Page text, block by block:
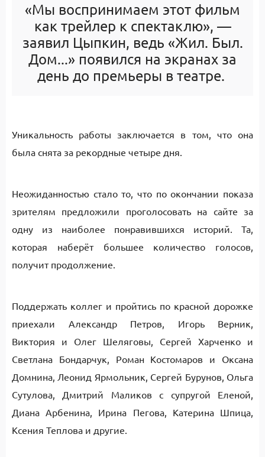
«Мы воспринимаем этот фильм
как трейлер к спектаклю», —
заявил Цыпкин, ведь «Жил. Был.
Дом...» появился на экранах за
день до премьеры в театре.
Уникальность работы заключается в том, что она
была снята за рекордные четыре дня.
Неожиданностью стало то, что по окончании показа
зрителям предложили проголосовать на сайте за
одну из наиболее понравившихся историй. Та,
которая наберёт большее количество голосов,
получит продолжение.
Поддержать коллег и пройтись по красной дорожке
приехали Александр Петров, Игорь Верник,
Виктория и Олег Шеляговы, Сергей Харченко и
Светлана Бондарчук, Роман Костомаров и Оксана
Домнина, Леонид Ярмольник, Сергей Бурунов, Ольга
Сутулова, Дмитрий Маликов с супругой Еленой,
Диана Арбенина, Ирина Пегова, Катерина Шпица,
Ксения Теплова и другие.